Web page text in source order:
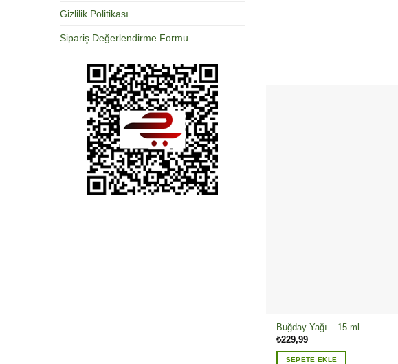
Gizlilik Politikası
Sipariş Değerlendirme Formu
Buğday Yağı – 15 ml
₺229,99
SEPETE EKLE